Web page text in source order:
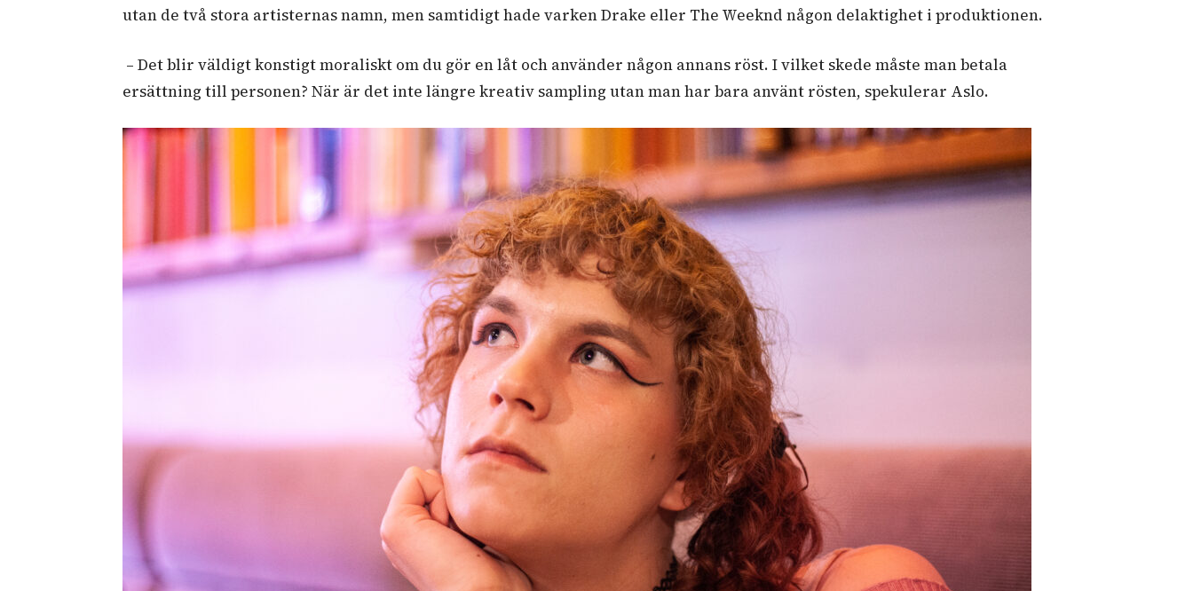
utan de två stora artisternas namn, men samtidigt hade varken Drake eller The Weeknd någon delaktighet i produktionen.
– Det blir väldigt konstigt moraliskt om du gör en låt och använder någon annans röst. I vilket skede måste man betala
ersättning till personen? När är det inte längre kreativ sampling utan man har bara använt rösten, spekulerar Aslo.